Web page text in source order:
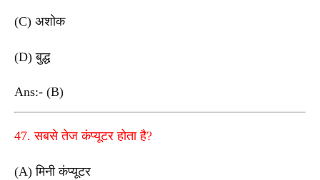
(C) अशोक
(D) बुद्ध
Ans:- (B)
47. सबसे तेज कंप्यूटर होता है?
(A) मिनी कंप्यूटर